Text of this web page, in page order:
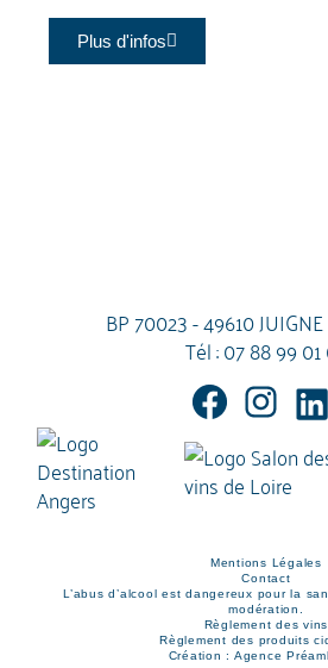
Plus d'infos
BP 70023 - 49610
Tél :07 88 99
Mentions Légales
Contact
L’abus d’alcool est dangereux pour la
modération.
Règlement des vins
Règlement des produits
Création : Agence